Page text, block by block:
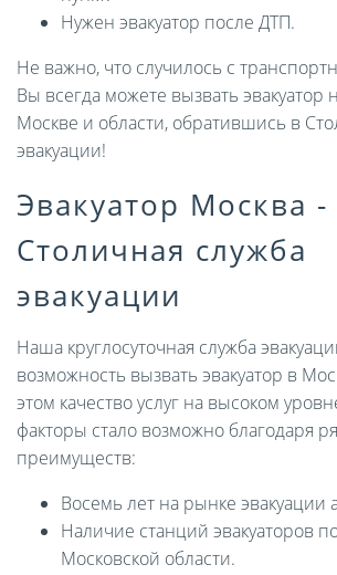
Нужен эвакуатор после ДТП.
Не важно, что случилось с
Вы всегда можете вызвать эвакуатор
Москве и области, обратившись в
эвакуации!
Эвакуатор Москва -
Столичная служба
эвакуации
Наша круглосуточная служба
возможность вызвать эвакуатор в
этом качество услуг на высоком
факторы стало возможно благодаря
преимуществ:
Восемь лет на рынке эвакуации
Наличие станций эвакуаторов
Московской области.